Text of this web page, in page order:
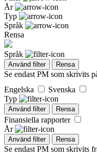
År
Typ
Språk
Rensa
Språk
Använd filter Rensa
Se endast PM som skrivits
Engelska
Svenska
Typ
Använd filter Rensa
Finansiella rapporter
År
Använd filter Rensa
Se endast PM som skrivits